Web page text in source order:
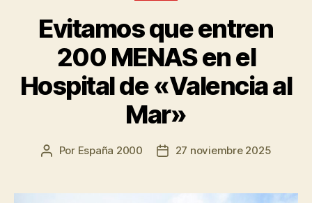
Evitamos que entren
200 MENAS en el
Hospital de «Valencia al
Mar»
Por España 2000 27 noviembre 2025